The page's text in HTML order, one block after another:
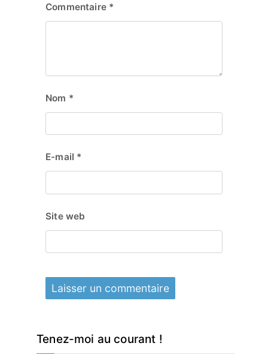
Commentaire *
Nom *
E-mail *
Site web
Tenez-moi au courant !